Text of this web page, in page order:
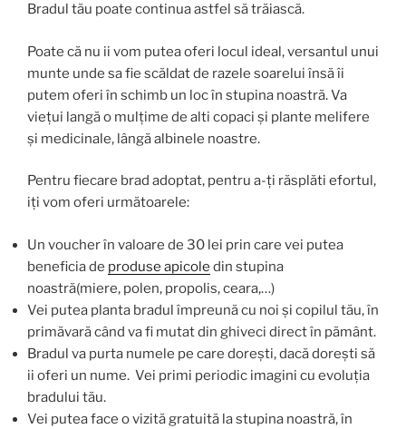
Bradul tău poate continua astfel să trăiască.
Poate că nu ii vom putea oferi locul ideal, versantul unui
munte unde sa fie scăldat de razele soarelui însă îi
putem oferi în schimb un loc în stupina noastră. Va
viețui langă o mulțime de alti copaci și plante melifere
și medicinale, lângă albinele noastre.
Pentru fiecare brad adoptat, pentru a-ți răsplăti efortul,
iți vom oferi următoarele:
Un voucher în valoare de 30 lei prin care vei putea
beneficia de produse apicole din stupina
noastră(miere, polen, propolis, ceara,…)
Vei putea planta bradul împreună cu noi și copilul tău, în
primăvară când va fi mutat din ghiveci direct în pământ.
Bradul va purta numele pe care dorești, dacă dorești să
ii oferi un nume. Vei primi periodic imagini cu evoluția
bradului tău.
Vei putea face o vizită gratuită la stupina noastră, în